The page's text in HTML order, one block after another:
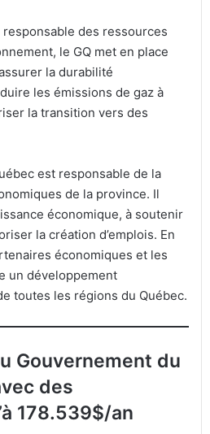
des ressources
le GQ met en place
la durabilité
les émissions de gaz à
la transition vers des
est responsable de la
de la province. Il
économique, à soutenir
la création d’emplois. En
économiques et les
un développement
toutes les régions du Québec.
Gouvernement du
des
178.539$/an